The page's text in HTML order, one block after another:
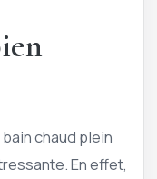
chaud plein
En effet,